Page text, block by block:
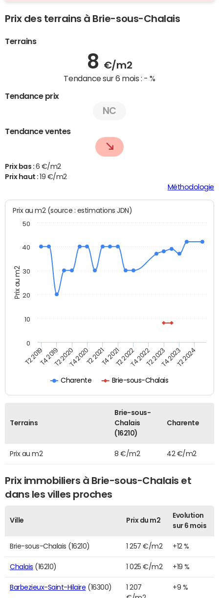
Prix des terrains à Brie-sous-Chalais
Terrains
8 €/m2
Tendance sur 6 mois : - %
Tendance prix
NC
Tendance ventes
Prix bas : 6 €/m2
Prix haut :19 €/m2
Méthodologie
Prix au m2
Prix au m2 (source : estimations JDN)
Charente Brie-sous-Chalais
T2 2019T4 2019T2 2020T4 2020T2 2021T4 2021T2 2022T4 2022T2 2023T4 2023T2 2024
0
10
20
30
40
50
Terrains
Brie-sous-
Chalais
(16210)
Charente
Prix au m2 8 €/m2 42 €/m2
Prix immobiliers à Brie-sous-Chalais et
dans les villes proches
Ville Prix du m2
Evolution
sur 6 mois
Brie-sous-Chalais (16210) 1 257 €/m2 +12 %
Chalais (16210) 1 025 €/m2 +19 %
Barbezieux-Saint-Hilaire (16300)
1 207
+9 %